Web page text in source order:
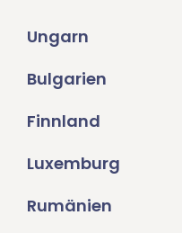
Ungarn
Bulgarien
Finnland
Luxemburg
Rumänien